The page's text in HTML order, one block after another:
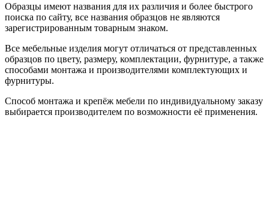
Образцы имеют названия для их различия и более быстрого
поиска по сайту, все названия образцов не являются
зарегистрированным товарным знаком.
Все мебельные изделия могут отличаться от представленных
образцов по цвету, размеру, комплектации, фурнитуре, а также
способами монтажа и производителями комплектующих и
фурнитуры.
Способ монтажа и крепёж мебели по индивидуальному заказу
выбирается производителем по возможности её применения.